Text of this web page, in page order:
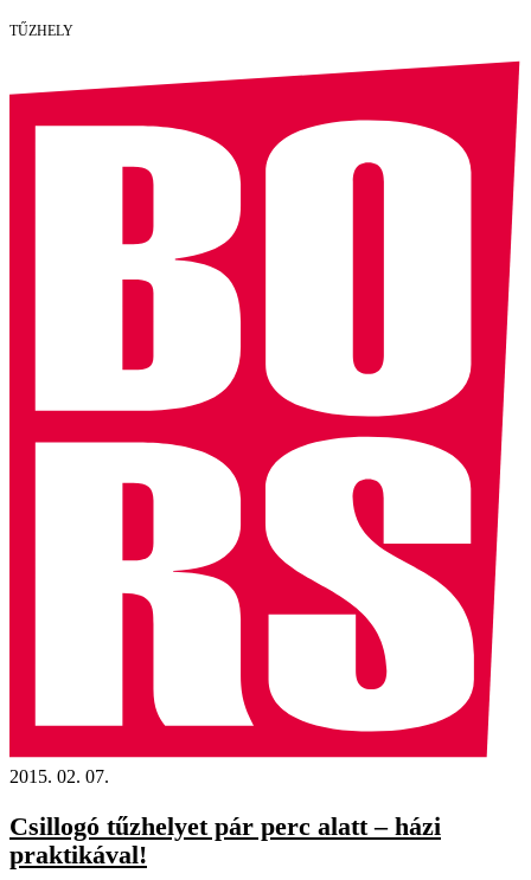
TŰZHELY
2015. 02. 07.
Csillogó tűzhelyet pár perc alatt – házi
praktikával!